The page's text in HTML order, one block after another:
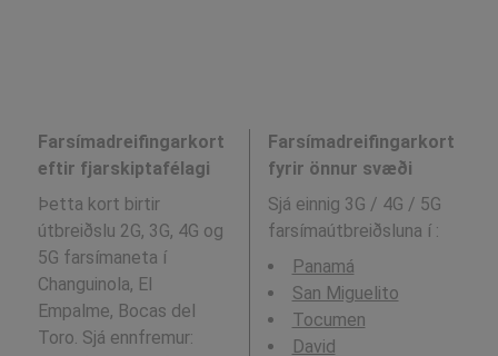
Farsímadreifingarkort
eftir fjarskiptafélagi
Þetta kort birtir
útbreiðslu 2G, 3G, 4G og
5G farsímaneta í
Changuinola, El
Empalme, Bocas del
Toro. Sjá ennfremur:
Farsímadreifingarkort
fyrir önnur svæði
Sjá einnig 3G / 4G / 5G
farsímaútbreiðsluna í :
Panamá
San Miguelito
Tocumen
David